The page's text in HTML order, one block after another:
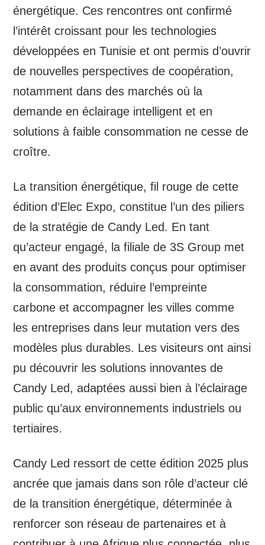
énergétique. Ces rencontres ont confirmé
l’intérêt croissant pour les technologies
développées en Tunisie et ont permis d’ouvrir
de nouvelles perspectives de coopération,
notamment dans des marchés où la
demande en éclairage intelligent et en
solutions à faible consommation ne cesse de
croître.
La transition énergétique, fil rouge de cette
édition d’Elec Expo, constitue l’un des piliers
de la stratégie de Candy Led. En tant
qu’acteur engagé, la filiale de 3S Group met
en avant des produits conçus pour optimiser
la consommation, réduire l’empreinte
carbone et accompagner les villes comme
les entreprises dans leur mutation vers des
modèles plus durables. Les visiteurs ont ainsi
pu découvrir les solutions innovantes de
Candy Led, adaptées aussi bien à l’éclairage
public qu’aux environnements industriels ou
tertiaires.
Candy Led ressort de cette édition 2025 plus
ancrée que jamais dans son rôle d’acteur clé
de la transition énergétique, déterminée à
renforcer son réseau de partenaires et à